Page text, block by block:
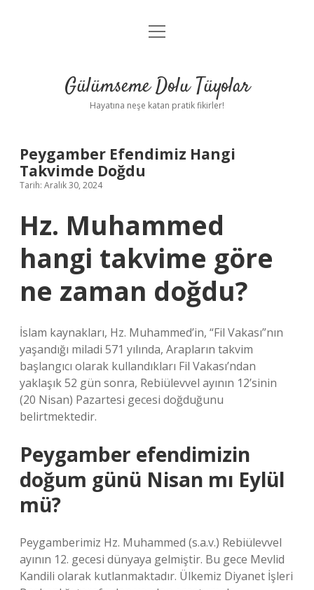
Anasayfa
Yasal Uyarı
menüyü
Gülümseme Dolu Tüyolar
Hayatına neşe katan pratik fikirler!
Peygamber Efendimiz Hangi
Takvimde Doğdu
Tarih: Aralık 30, 2024
Hz. Muhammed
hangi takvime göre
ne zaman doğdu?
İslam kaynakları, Hz. Muhammed’in, “Fil Vakası”nın
yaşandığı miladi 571 yılında, Arapların takvim
başlangıcı olarak kullandıkları Fil Vakası’ndan
yaklaşık 52 gün sonra, Rebiülevvel ayının 12’sinin
(20 Nisan) Pazartesi gecesi doğduğunu
belirtmektedir.
Peygamber efendimizin
doğum günü Nisan mı Eylül
mü?
Peygamberimiz Hz. Muhammed (s.a.v.) Rebiülevvel
ayının 12. gecesi dünyaya gelmiştir. Bu gece Mevlid
Kandili olarak kutlanmaktadır. Ülkemiz Diyanet İşleri